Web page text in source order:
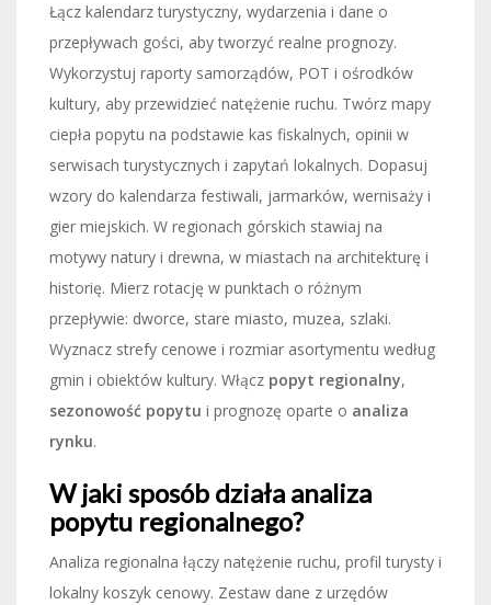
Łącz kalendarz turystyczny, wydarzenia i dane o
przepływach gości, aby tworzyć realne prognozy.
Wykorzystuj raporty samorządów, POT i ośrodków
kultury, aby przewidzieć natężenie ruchu. Twórz mapy
ciepła popytu na podstawie kas fiskalnych, opinii w
serwisach turystycznych i zapytań lokalnych. Dopasuj
wzory do kalendarza festiwali, jarmarków, wernisaży i
gier miejskich. W regionach górskich stawiaj na
motywy natury i drewna, w miastach na architekturę i
historię. Mierz rotację w punktach o różnym
przepływie: dworce, stare miasto, muzea, szlaki.
Wyznacz strefy cenowe i rozmiar asortymentu według
gmin i obiektów kultury. Włącz popyt regionalny,
sezonowość popytu i prognozę oparte o analiza
rynku.
W jaki sposób działa analiza
popytu regionalnego?
Analiza regionalna łączy natężenie ruchu, profil turysty i
lokalny koszyk cenowy. Zestaw dane z urzędów